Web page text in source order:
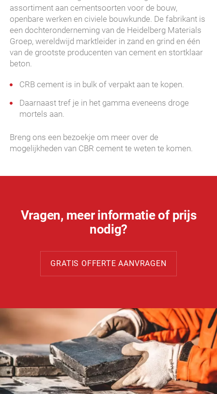
assortiment aan cementsoorten voor de bouw,
openbare werken en civiele bouwkunde. De fabrikant is
een dochteronderneming van de Heidelberg Materials
Groep, wereldwijd marktleider in zand en grind en één
van de grootste producenten van cement en stortklaar
beton.
CRB cement is in bulk of verpakt aan te kopen.
Daarnaast tref je in het gamma eveneens droge
mortels aan.
Breng ons een bezoekje om meer over de
mogelijkheden van CBR cement te weten te komen.
Vragen, meer informatie of prijs
nodig?
GRATIS OFFERTE AANVRAGEN